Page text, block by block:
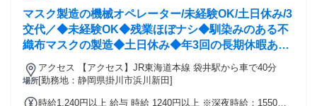
マスク製造の機械オペレーター/未経験OK/土日休み/3
交代／◆未経験OK◆残業ほぼナシ◆馴染みのある不
織布マスクの製造◆土日休み◆年3回の長期休暇あり
◆20代・30代・40代の男性スタッフ活躍中！
場所
アクセス 【アクセス】JR東海道本線 袋井駅から車で40分
[勤務地：静岡県掛川市浜川新田]
時給1,240円以上 給与 時給 1240円以上 ※深夜時給：1550円